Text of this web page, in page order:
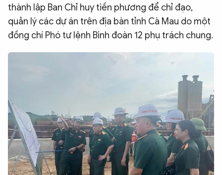
thành lập Ban Chỉ huy tiền phương để chỉ đạo,
quản lý các dự án trên địa bàn tỉnh Cà Mau do một
đồng chí Phó tư lệnh Binh đoàn 12 phụ trách chung.